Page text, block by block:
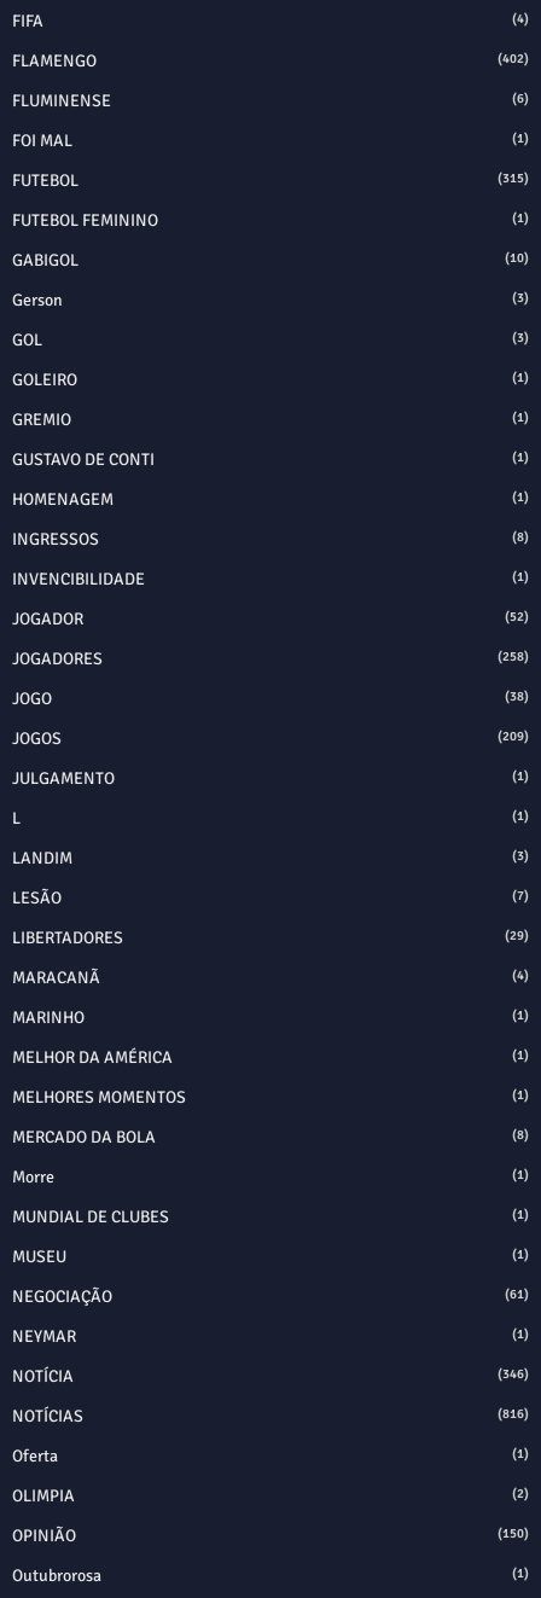
FIFA (4)
FLAMENGO (402)
FLUMINENSE (6)
FOI MAL (1)
FUTEBOL (315)
FUTEBOL FEMININO (1)
GABIGOL (10)
Gerson (3)
GOL (3)
GOLEIRO (1)
GREMIO (1)
GUSTAVO DE CONTI (1)
HOMENAGEM (1)
INGRESSOS (8)
INVENCIBILIDADE (1)
JOGADOR (52)
JOGADORES (258)
JOGO (38)
JOGOS (209)
JULGAMENTO (1)
L (1)
LANDIM (3)
LESÃO (7)
LIBERTADORES (29)
MARACANÃ (4)
MARINHO (1)
MELHOR DA AMÉRICA (1)
MELHORES MOMENTOS (1)
MERCADO DA BOLA (8)
Morre (1)
MUNDIAL DE CLUBES (1)
MUSEU (1)
NEGOCIAÇÃO (61)
NEYMAR (1)
NOTÍCIA (346)
NOTÍCIAS (816)
Oferta (1)
OLIMPIA (2)
OPINIÃO (150)
Outubrorosa (1)